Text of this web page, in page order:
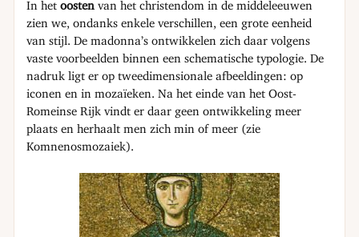
In hetoosten van het christendom in de middeleeuwen
zien we, ondanks enkele verschillen, een grote eenheid
van stijl. De madonna’s ontwikkelen zich daar volgens
vaste voorbeelden binnen een schematische typologie. De
nadruk ligt er op tweedimensionale afbeeldingen: op
iconen en in mozaïeken. Na het einde van het Oost-
Romeinse Rijk vindt er daar geen ontwikkeling meer
plaats en herhaalt men zich min of meer (zie
Komnenosmozaiek).